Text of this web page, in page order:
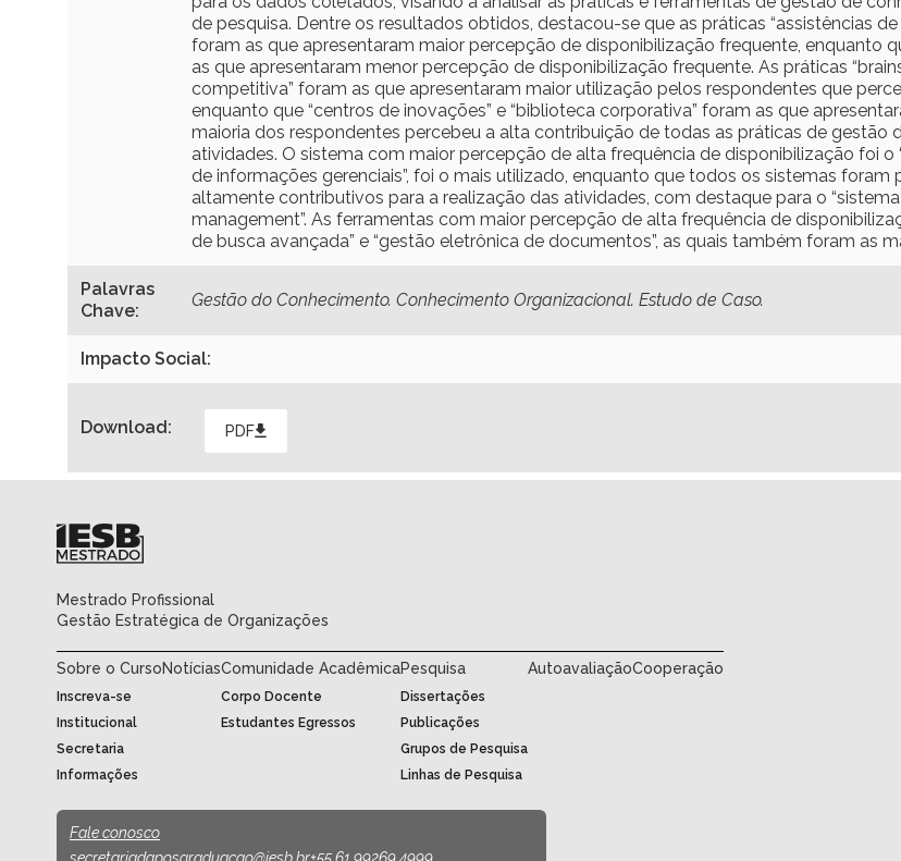
de pesquisa. Dentre os resultados obtidos, destacou-se que as práticas “assistências
foram as que apresentaram maior percepção de disponibilização frequente, enquanto
as que apresentaram menor percepção de disponibilização frequente. As práticas
competitiva” foram as que apresentaram maior utilização pelos respondentes que
enquanto que “centros de inovações” e “biblioteca corporativa” foram as que
maioria dos respondentes percebeu a alta contribuição de todas as práticas de gestão
atividades. O sistema com maior percepção de alta frequência de disponibilização foi o
de informações gerenciais”, foi o mais utilizado, enquanto que todos os sistemas
altamente contributivos para a realização das atividades, com destaque para o
management”. As ferramentas com maior percepção de alta frequência de
de busca avançada” e “gestão eletrônica de documentos”, as quais também foram as
Palavras
Chave:
Gestão do Conhecimento. Conhecimento Organizacional. Estudo de Caso.
Impacto Social:
Download: PDF
Mestrado Profissional
Gestão Estratégica de Organizações
Sobre o Curso
Inscreva-se
Institucional
Secretaria
Informações
NotíciasComunidade Acadêmica
Corpo Docente
Estudantes Egressos
Pesquisa
Dissertações
Publicações
Grupos de Pesquisa
Linhas de Pesquisa
AutoavaliaçãoCooperação
Fale conosco